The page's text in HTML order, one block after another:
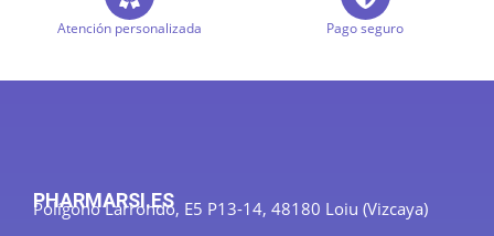
Atención personalizada Pago seguro
PHARMARSI.ES
Polígono Larrondo, E5 P13-14, 48180 Loiu (Vizcaya)